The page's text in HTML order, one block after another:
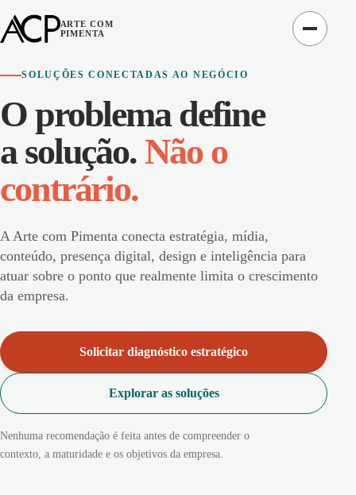
ARTE COM
PIMENTA
SOLUÇÕES CONECTADAS AO NEGÓCIO
O problema define
a solução. Não o
contrário.
A Arte com Pimenta conecta estratégia, mídia,
conteúdo, presença digital, design e inteligência para
atuar sobre o ponto que realmente limita o crescimento
da empresa.
Solicitar diagnóstico estratégico
Explorar as soluções
Nenhuma recomendação é feita antes de compreender o
contexto, a maturidade e os objetivos da empresa.